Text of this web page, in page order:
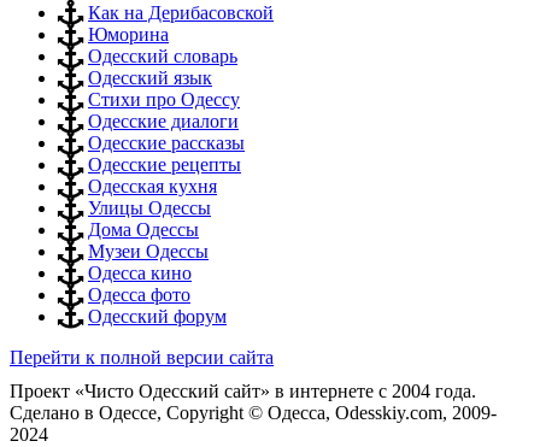
Как на Дерибасовской
Юморина
Одесский словарь
Одесский язык
Стихи про Одессу
Одесские диалоги
Одесские рассказы
Одесские рецепты
Одесская кухня
Улицы Одессы
Дома Одессы
Музеи Одессы
Одесса кино
Одесса фото
Одесский форум
Перейти к полной версии сайта
Проект «Чисто Одесский сайт» в интернете с 2004 года.
Сделано в Одессе, Copyright © Одесса, Odesskiy.com, 2009-
2024